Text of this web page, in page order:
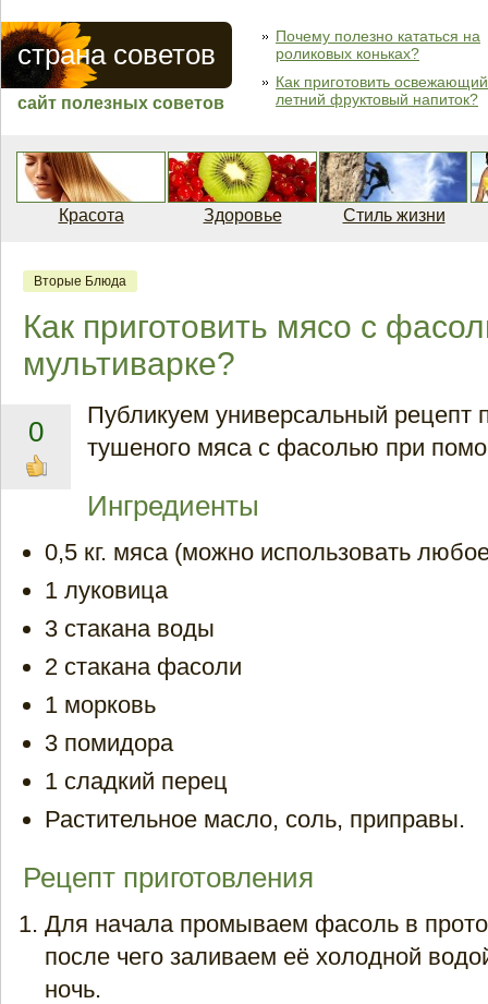
страна советов
сайт полезных советов
Почему полезно кататься на
роликовых коньках?
Как приготовить освежающий
летний фруктовый напиток?
Красота Здоровье Стиль жизни
Вторые Блюда
Как приготовить мясо с
мультиварке?
0
Публикуем универсальный рецепт
тушеного мяса с фасолью при
Ингредиенты
0,5 кг. мяса (можно использовать
1 луковица
3 стакана воды
2 стакана фасоли
1 морковь
3 помидора
1 сладкий перец
Растительное масло, соль, приправы.
Рецепт приготовления
Для начала промываем фасоль в
после чего заливаем её холодной
ночь.